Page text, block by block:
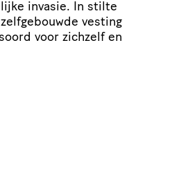
invasie. In stilte
vesting
voor zichzelf en